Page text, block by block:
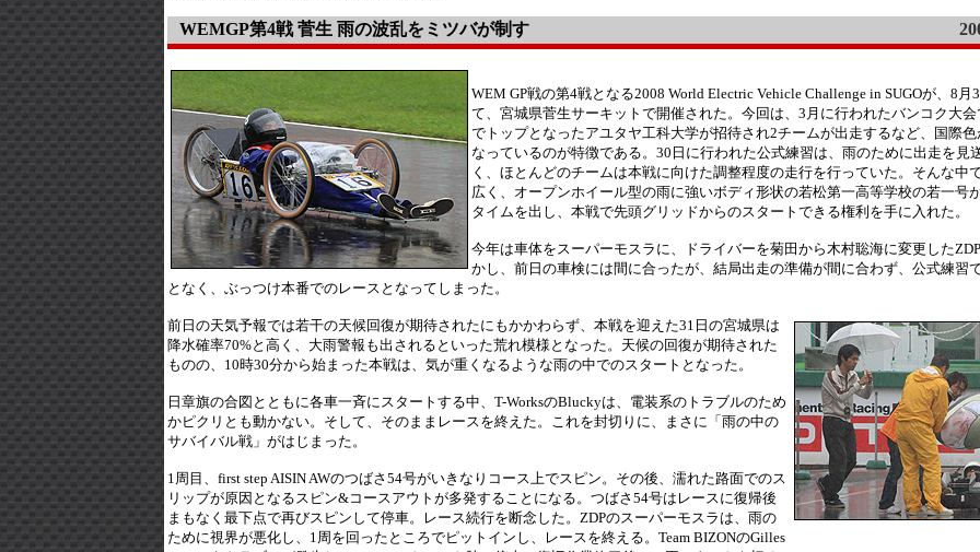
WEMGP第4戦 菅生 雨の波乱をミツバが制す
WEM GP戦の第4戦となる2008 World Electric Vehicle Challenge in SUGOが、8月
て、宮城県菅生サーキットで開催された。今回は、3月に行われたバンコク大
でトップとなったアユタヤ工科大学が招待され2チームが出走するなど、国際
なっているのが特徴である。30日に行われた公式練習は、雨のために出走を見
く、ほとんどのチームは本戦に向けた調整程度の走行を行っていた。そんな中
広く、オープンホイール型の雨に強いボディ形状の若松第一高等学校の若一号
タイムを出し、本戦で先頭グリッドからのスタートできる権利を手に入れた。
今年は車体をスーパーモスラに、ドライバーを菊田から木村聡海に変更した
かし、前日の車検には間に合ったが、結局出走の準備が間に合わず、公式練習
となく、ぶっつけ本番でのレースとなってしまった。
前日の天気予報では若干の天候回復が期待されたにもかかわらず、本戦を迎えた31日の宮城県は
降水確率70%と高く、大雨警報も出されるといった荒れ模様となった。天候の回復が期待された
ものの、10時30分から始まった本戦は、気が重くなるような雨の中でのスタートとなった。
日章旗の合図とともに各車一斉にスタートする中、T-WorksのBluckyは、電装系のトラブルのため
かピクリとも動かない。そして、そのままレースを終えた。これを封切りに、まさに「雨の中の
サバイバル戦」がはじまった。
1周目、first step AISIN AWのつばさ54号がいきなりコース上でスピン。その後、濡れた路面でのス
リップが原因となるスピン&コースアウトが多発することになる。つばさ54号はレースに復帰後
まもなく最下点で再びスピンして停車。レース続行を断念した。ZDPのスーパーモスラは、雨の
ために視界が悪化し、1周を回ったところでピットインし、レースを終える。Team BIZONのGilles